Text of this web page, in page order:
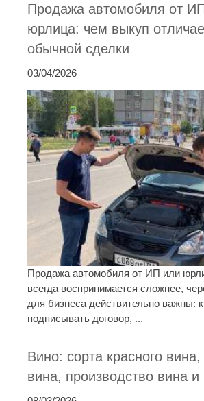
Продажа автомобиля от
юрлица: чем выкуп
обычной сделки
03/04/2026
Продажа автомобиля от ИП или
всегда воспринимается сложнее,
для бизнеса действительно важны:
подписывать договор, ...
Вино: сорта красного вина,
вина, производство вина